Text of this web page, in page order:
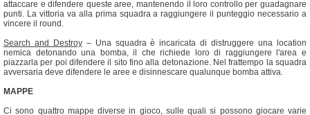
attaccare e difendere queste aree, mantenendo il loro controllo per guadagnare
punti. La vittoria va alla prima squadra a raggiungere il punteggio necessario a
vincere il round.
Search and Destroy– Una squadra è incaricata di distruggere una location
nemica detonando una bomba, il che richiede loro di raggiungere l'area e
piazzarla per poi difendere il sito fino alla detonazione. Nel frattempo la squadra
avversaria deve difendere le aree e disinnescare qualunque bomba attiva.
MAPPE
Ci sono quattro mappe diverse in gioco, sulle quali si possono giocare varie